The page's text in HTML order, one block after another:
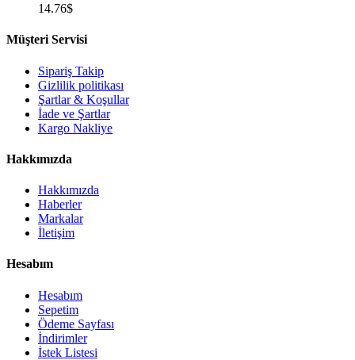
14.76$
Müşteri Servisi
Sipariş Takip
Gizlilik politikası
Şartlar & Koşullar
İade ve Şartlar
Kargo Nakliye
Hakkımızda
Hakkımızda
Haberler
Markalar
İletişim
Hesabım
Hesabım
Sepetim
Ödeme Sayfası
İndirimler
İstek Listesi